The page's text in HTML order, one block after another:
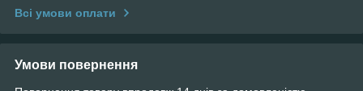
Всі умови оплати
Умови повернення